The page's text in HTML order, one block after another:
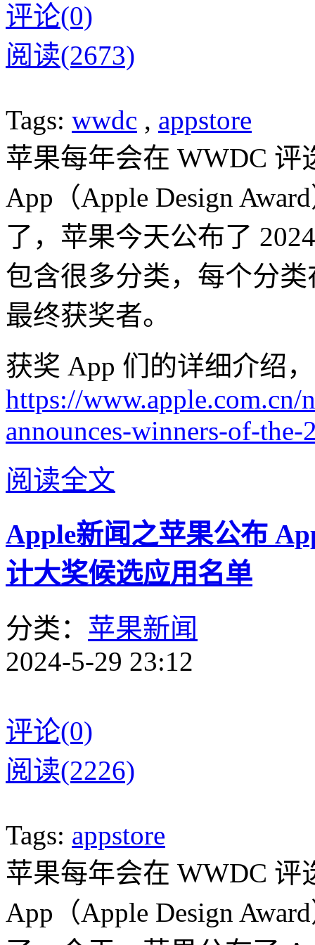
评论(0)
阅读(2673)
Tags: wwdc , appstore
苹果每年会在 WWDC
App（Apple Design
了，苹果今天公布了
包含很多分类，每个分
最终获奖者。
获奖 App 们的详细介绍
https://www.apple.com.cn/
announces-winners-of-
阅读全文
Apple新闻之苹果公布
计大奖候选应用名单
分类： 苹果新闻
2024-5-29 23:12
评论(0)
阅读(2226)
Tags: appstore
苹果每年会在 WWDC
App（Apple Design